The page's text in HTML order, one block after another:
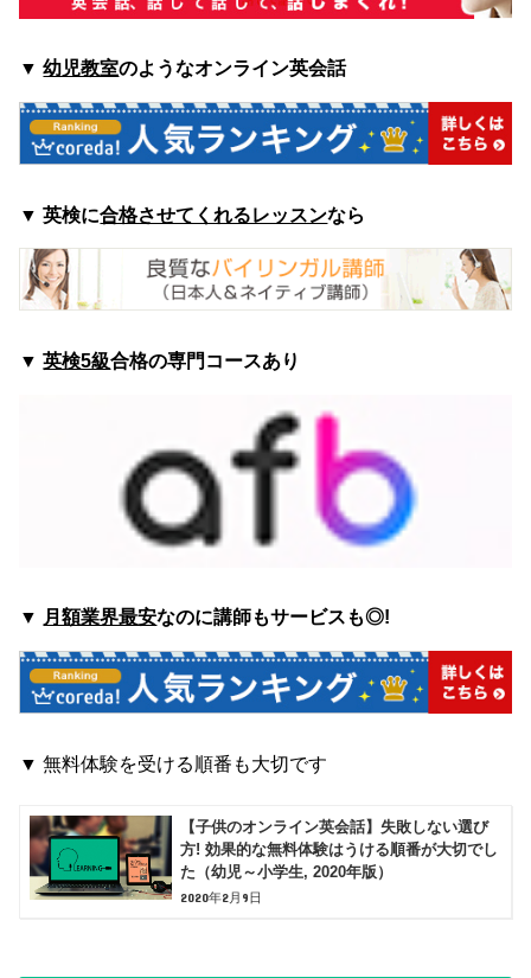
▼幼児教室のようなオンライン英会話
▼ 英検に合格させてくれるレッスンなら
▼英検5級合格の専門コースあり
▼ 月額業界最安なのに講師もサービスも◎!
▼無料体験を受ける順番も大切です
【子供のオンライン英会話】失敗しない選び
方! 効果的な無料体験はうける順番が大切でし
た（幼児～小学生, 2020年版）
2020年2月9日